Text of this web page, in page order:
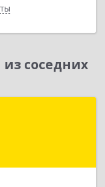
соседних
г, А.С.Пушкина